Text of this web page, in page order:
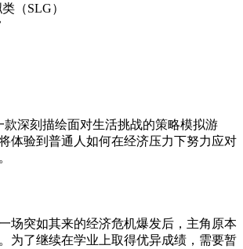
（SLG）
款深刻描绘面对生活挑战的策略模拟游
将体验到普通人如何在经济压力下努力应对
场突如其来的经济危机爆发后，主角原本
为了继续在学业上取得优异成绩，需要暂